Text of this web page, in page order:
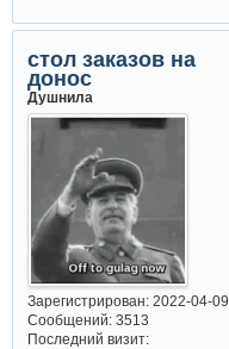
стол заказов на
донос
Душнила
Зарегистрирован: 2022-04-09
Сообщений:3513
Последний визит: